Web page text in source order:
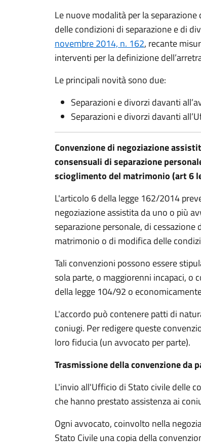
Le nuove modalità per la
delle condizioni di separazione e di
novembre 2014, n. 162, recante
interventi per la definizione
Le principali novità sono due:
Separazioni e divorzi davanti
Separazioni e divorzi davanti
Convenzione di negoziazione
consensuali di separazione
scioglimento del matrimonio (art 6
L'articolo 6 della legge 162/2014
negoziazione assistita da uno o più
separazione personale, di
matrimonio o di modifica delle
Tali convenzioni possono essere
sola parte, o maggiorenni incapaci, o
della legge 104/92 o
L'accordo può contenere patti di
coniugi. Per redigere queste
loro fiducia (un avvocato per parte).
Trasmissione della convenzione da
L'invio all'Ufficio di Stato civile delle
che hanno prestato assistenza ai
Ogni avvocato, coinvolto nella
Stato Civile una copia della